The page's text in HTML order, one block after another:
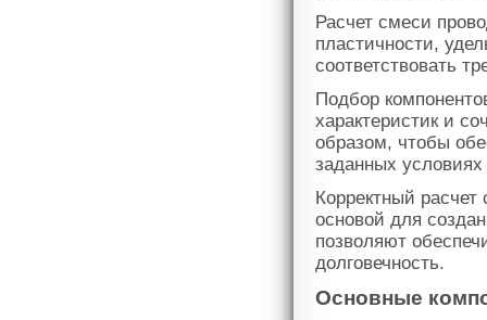
Расчет смеси
пластичности,
соответствовать
Подбор
характеристик и
образом, чтобы
заданных
Корректный
основой для
позволяют
долговечность.
Основные